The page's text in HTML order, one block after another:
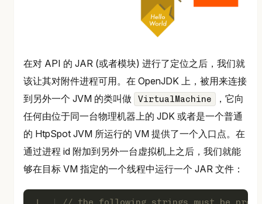
在对 API 的 JAR (或者模块) 进行了定位之后，我们就
该让其对附件进程可用。在 OpenJDK 上，被用来连接
到另外一个 JVM 的类叫做
VirtualMachine
，它向
任何由位于同一台物理机器上的 JDK 或者是一个普通
的 HtpSpot JVM 所运行的 VM 提供了一个入口点。在
通过进程 id 附加到另外一台虚拟机上之后，我们就能
够在目标 VM 指定的一个线程中运行一个 JAR 文件：